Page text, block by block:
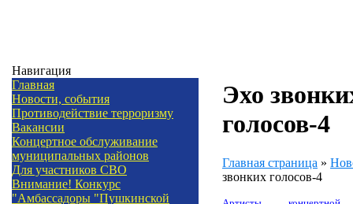
Навигация
Главная
Новости, события
Противодействие терроризму
Вакансии
Концертное обслуживание
муниципальных районов
Для участников СВО
Внимание! Конкурс
"Амбассадоры "Пушкинской
Эхо
голосов-4
Главная страница »
звонких голосов-4